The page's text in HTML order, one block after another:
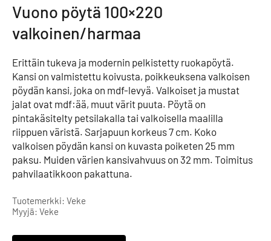
Vuono pöytä 100×220
valkoinen/harmaa
Erittäin tukeva ja modernin pelkistetty ruokapöytä.
Kansi on valmistettu koivusta, poikkeuksena valkoisen
pöydän kansi, joka on mdf-levyä. Valkoiset ja mustat
jalat ovat mdf:ää, muut värit puuta. Pöytä on
pintakäsitelty petsilakalla tai valkoisella maalilla
riippuen väristä. Sarjapuun korkeus 7 cm. Koko
valkoisen pöydän kansi on kuvasta poiketen 25 mm
paksu. Muiden värien kansivahvuus on 32 mm. Toimitus
pahvilaatikkoon pakattuna.
Tuotemerkki: Veke
Myyjä: Veke